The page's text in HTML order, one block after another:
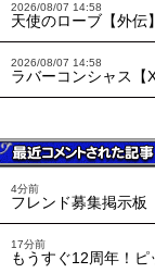
2026/08/07 14:58
天使のローブ【外伝】
2026/08/07 14:58
ラバーコンシャス【
4分前
フレンド募集掲示板
17分前
もうすぐ12周年！